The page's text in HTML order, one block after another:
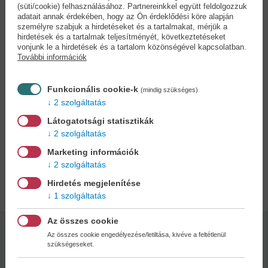
semmiből robbant volna be addig teljesen hétköznapi életébe. Ám
a fiú iránta mutatott élénk érdeklődése egyszerű nyári románcnál
talán sokkal sötétebb szándékot takar. Amikor felbukkan a színen
Aodhan vészjósló alakja, aki a tündérkirálynő halált hozó parancsát
hozza, Dee hirtelen a tündérvilág forgatagának kellős közepébe
pedig ott áll Dee mellett komolytalan, ám végletekig hűséges
legjobb barátja, James is.
Bár Deirdre azt kívánta, bárcsak ne várna rá még egy végtelenül
unalmas nyár, talán mégsem egy több száz esztendős
tündérkirálynővel vívott csata volt az, amire igazán vágyott.
Adatok
Kötésmód:
puha kötés
Oldalszám:
(süti/cookie) felhasználásához. Partnereinkkel együtt feldolgozzuk
adatait annak érdekében, hogy az Ön érdeklődési köre alapján
személyre szabjuk a hirdetéseket és a tartalmakat, mérjük a
hirdetések és a tartalmak teljesítményét, következtetéseket
vonjunk le a hirdetések és a tartalom közönségével kapcsolatban.
További információk
Funkcionális cookie-k (mindig szükséges)
2 szolgáltatás
Látogatotsági statisztikák
2 szolgáltatás
Marketing információk
2 szolgáltatás
Hirdetés megjelenítése
1 szolgáltatás
Az összes cookie
Az összes cookie engedélyezése/letiltása, kivéve a feltétlenül
szükségeseket.